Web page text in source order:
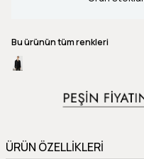
Bu ürünün tüm renkleri
ÜRÜN ÖZELLİKLERİ